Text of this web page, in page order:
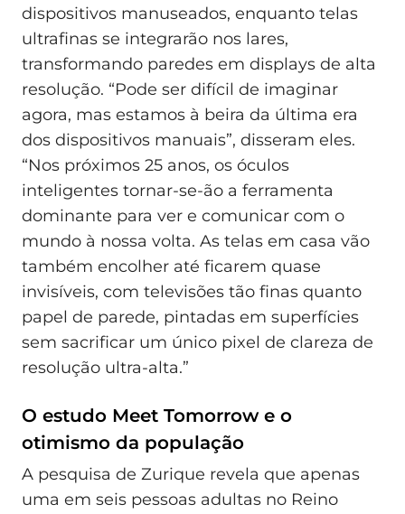
dispositivos manuseados, enquanto telas
ultrafinas se integrarão nos lares,
transformando paredes em displays de alta
resolução. “Pode ser difícil de imaginar
agora, mas estamos à beira da última era
dos dispositivos manuais”, disseram eles.
“Nos próximos 25 anos, os óculos
inteligentes tornar-se-ão a ferramenta
dominante para ver e comunicar com o
mundo à nossa volta. As telas em casa vão
também encolher até ficarem quase
invisíveis, com televisões tão finas quanto
papel de parede, pintadas em superfícies
sem sacrificar um único pixel de clareza de
resolução ultra-alta.”
O estudo Meet Tomorrow e o
otimismo da população
A pesquisa de Zurique revela que apenas
uma em seis pessoas adultas no Reino